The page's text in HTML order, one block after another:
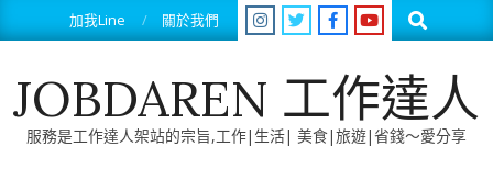
to
加我Line 關於我們 Search
JOBDAREN 工作達人
服務是工作達人架站的宗旨,工作|生活| 美食|旅遊|省錢～愛分享